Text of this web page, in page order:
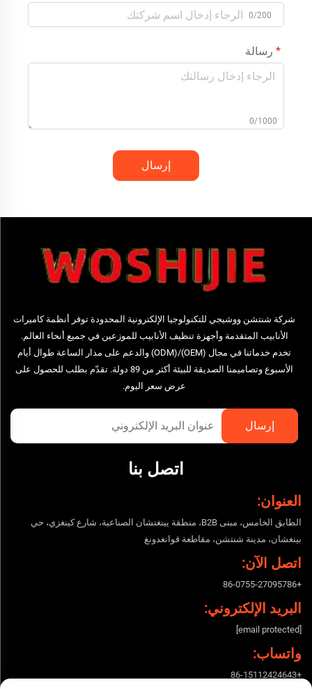
0/200
رسالة
0/1000
إرسال
شركة شنتشن ووشيجي للتكنولوجيا الإلكترونية المحدودة توفر أنظمة كاميرات
الأنابيب المتقدمة وأجهزة تنظيف الأنابيب للموزعين في جميع أنحاء العالم.
تخدم خدماتنا في مجال (OEM)/(ODM) والدعم على مدار الساعة طوال أيام
الأسبوع وتصاميمنا الصديقة للبيئة أكثر من 89 دولة. تقدّم بطلب للحصول على
عرض سعر اليوم.
اتصل بنا
العنوان:
الطابق الخامس، مبنى B2B، منطقة يينغتشان الصناعية، شارع كينغزي، حي
بينغشان، مدينة شنتشن، مقاطعة قوانغدونغ
اتصل الآن:
+86-0755-27095786
البريد الإلكتروني:
واتساب:
+86-15112424643